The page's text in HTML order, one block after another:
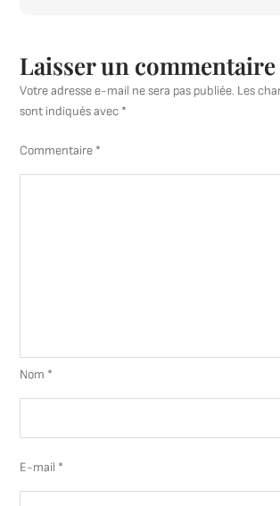
Laisser un commentaire
Votre adresse e-mail ne sera pas publiée. Les
sont indiqués avec *
Commentaire *
Nom *
E-mail *